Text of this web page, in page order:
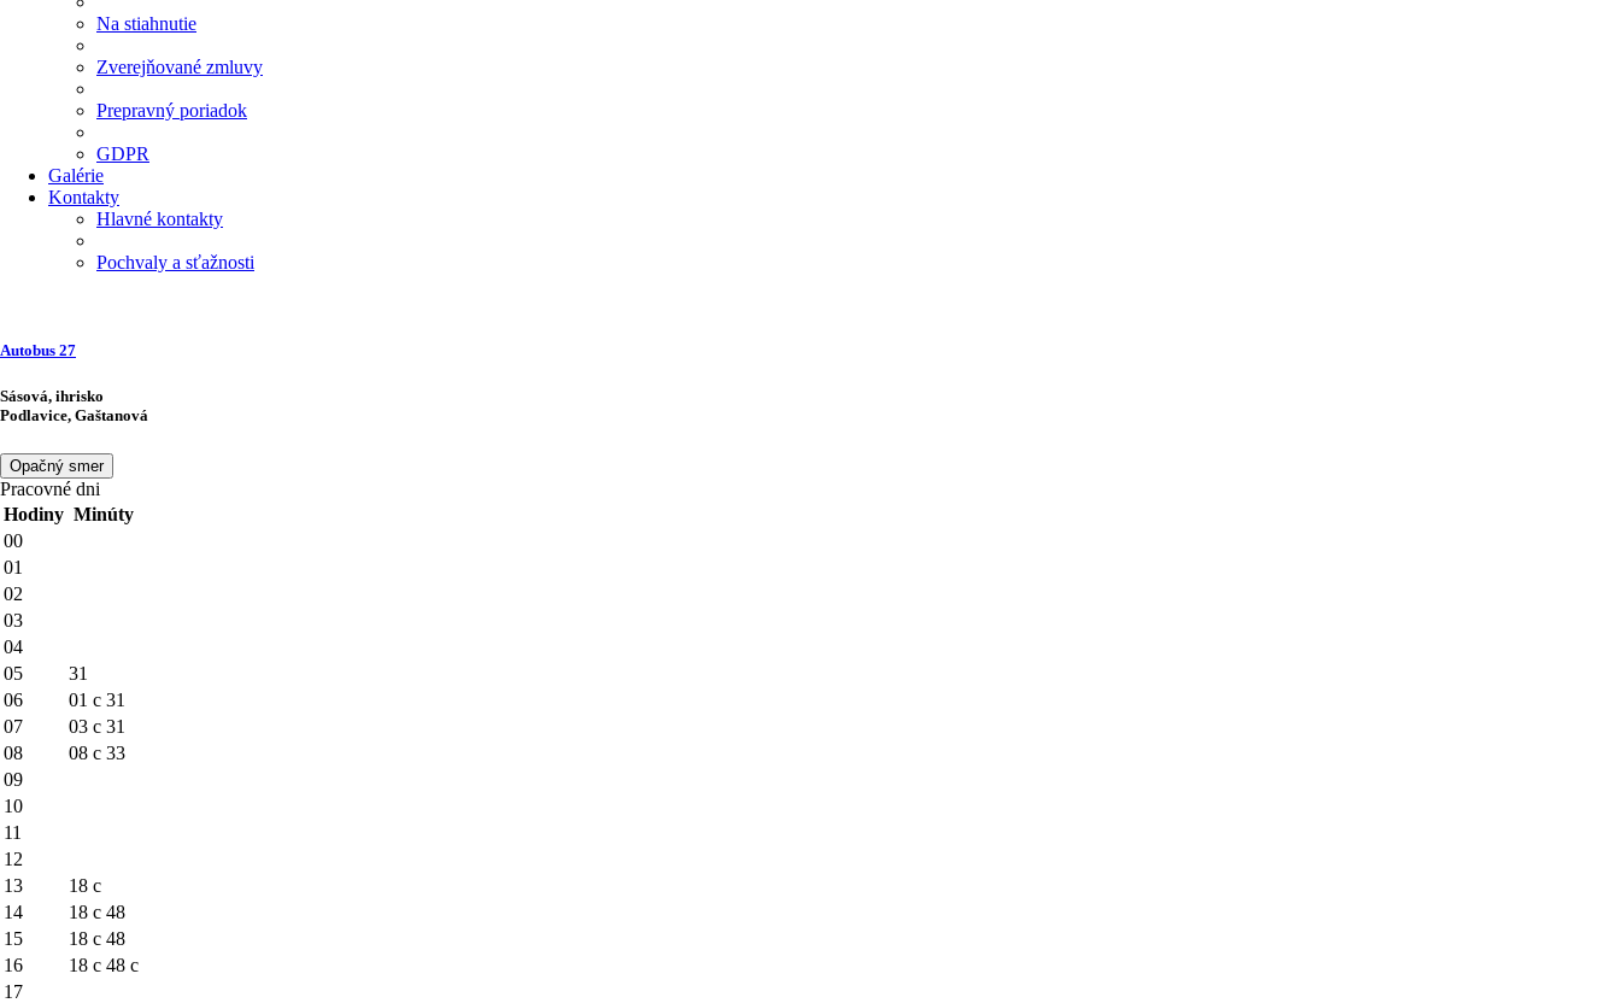
Na stiahnutie
Zverejňované zmluvy
Prepravný poriadok
GDPR
Galérie
Kontakty
Hlavné kontakty
Pochvaly a sťažnosti
Autobus 27
Sásová, ihrisko
Podlavice, Gaštanová
Opačný smer
Pracovné dni
Hodiny Minúty
00
01
02
03
04
05
31
06
01 c 31
07
03 c 31
08
08 c 33
09
10
11
12
13
18 c
14
18 c 48
15
18 c 48
16
18 c 48 c
17